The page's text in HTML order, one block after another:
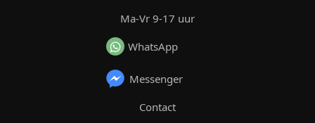
Ma-Vr 9-17 uur
WhatsApp
Messenger
Contact